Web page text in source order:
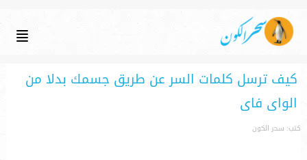
كيف ترسل كلمات السر عن طريق جسمك بدلا من
الواى فاى
كتب: سحر الكون